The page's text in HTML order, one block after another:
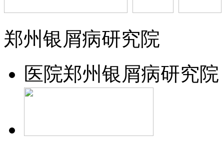
郑州银屑病研究院
医院郑州银屑病研究院